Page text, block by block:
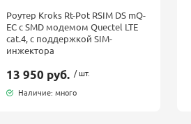
Роутер Kroks Rt-Pot RSIM DS mQ-
EC с SMD модемом Quectel LTE
cat.4, с поддержкой SIM-
инжектора
13 950 руб. / шт.
Наличие: много